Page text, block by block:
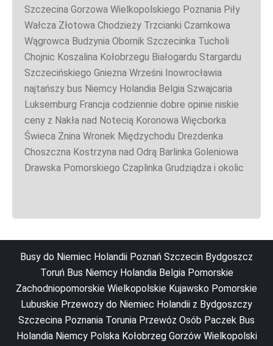
Szczecina Gorzowa Wielkopolskiego Poznania Piły
Wałcza Złotowa Chodzieży Trzcianki Czarnkowa
Wągrowca Budzynia Obornik Szczecinka Tucholi
Chojnic Koszalina Kołobrzegu Białogardu Stargardu
Szczecińskiego Gniezna Wrześni Inowrocławia
najtańszy bus Niemcy Holandia Belgia Szwajcaria
Luksemburg Francja codziennie dobre opinie niskie
ceny z Nakła nad Notecią Koronowa Więcborka
Świeca Żnina Wronek Międzychodu Drezdenka
Choszczna Kostrzyna nad Odrą Barlinka Goleniowa
Drawska Pomorskiego Czaplinka Grudziądza i okolic
Busy do Niemiec Holandii Poznań Szczecin Bydgoszcz
Toruń Bus Niemcy Holandia Belgia Pomorskie
Zachodniopomorskie Wielkopolskie Kujawsko Pomorskie
Lubuskie Przewozy do Niemiec Holandii z Bydgoszczy
Szczecina Poznania Torunia Przewóz Osób Paczek Bus
Holandia Niemcy Polska Kołobrzeg Gorzów Wielkopolski